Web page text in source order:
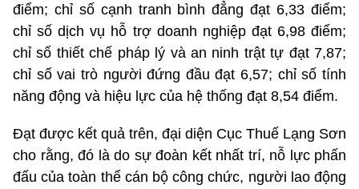
điểm; chỉ số cạnh tranh bình đẳng đạt 6,33 điểm;
chỉ số dịch vụ hỗ trợ doanh nghiệp đạt 6,98 điểm;
chỉ số thiết chế pháp lý và an ninh trật tự đạt 7,87;
chỉ số vai trò người đứng đầu đạt 6,57; chỉ số tính
năng động và hiệu lực của hệ thống đạt 8,54 điểm.
Đạt được kết quả trên, đại diện Cục Thuế Lạng Sơn
cho rằng, đó là do sự đoàn kết nhất trí, nỗ lực phấn
đấu của toàn thể cán bộ công chức, người lao động